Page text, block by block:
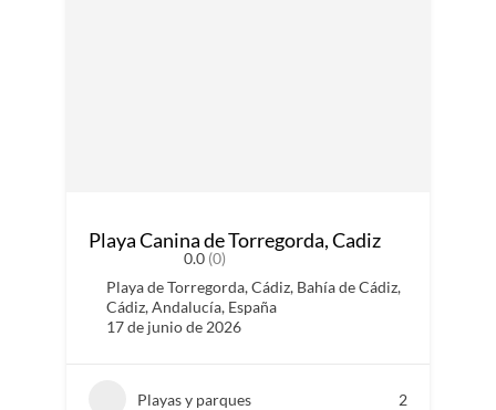
Playa Canina de Torregorda, Cadiz
0.0 (0)
Playa de Torregorda, Cádiz, Bahía de Cádiz,
Cádiz, Andalucía, España
17 de junio de 2026
Playas y parques 2